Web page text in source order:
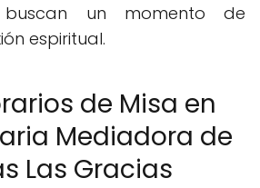
un momento de
espiritual.
de Misa en
Mediadora de
Las Gracias